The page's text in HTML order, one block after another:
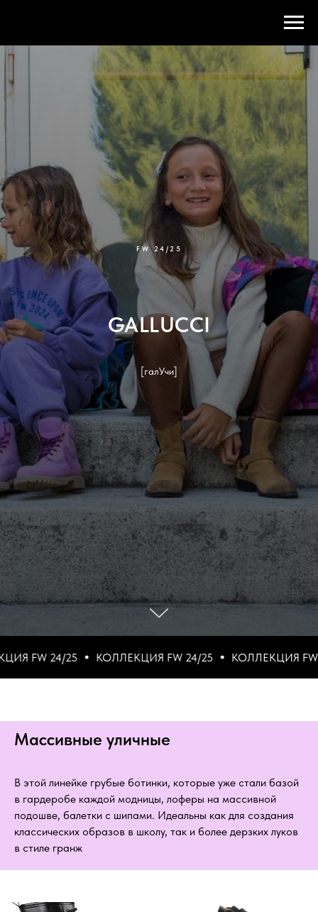
FW 24/25
GALLUCCI
[галУчи]
25 КОЛЛЕКЦИЯ FW 24/25 КОЛЛЕКЦИЯ FW 24/25
Массивные уличные
В этой линейке грубые ботинки, которые уже стали базой
в гардеробе каждой модницы, лоферы на массивной
подошве, балетки с шипами. Идеальны как для создания
классических образов в школу, так и более дерзких луков
в стиле гранж